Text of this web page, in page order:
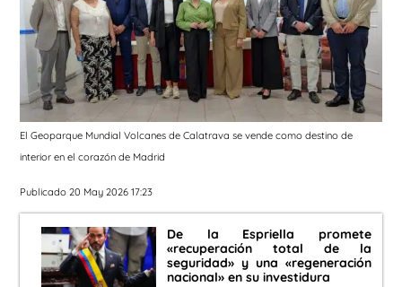
El Geoparque Mundial Volcanes de Calatrava se vende como destino de
interior en el corazón de Madrid
Publicado 20 May 2026 17:23
De la Espriella promete
«recuperación total de la
seguridad» y una «regeneración
nacional» en su investidura